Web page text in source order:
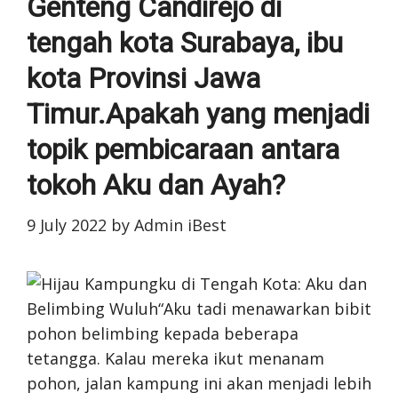
Genteng Candirejo di
tengah kota Surabaya, ibu
kota Provinsi Jawa
Timur.Apakah yang menjadi
topik pembicaraan antara
tokoh Aku dan Ayah?
9 July 2022 by Admin iBest